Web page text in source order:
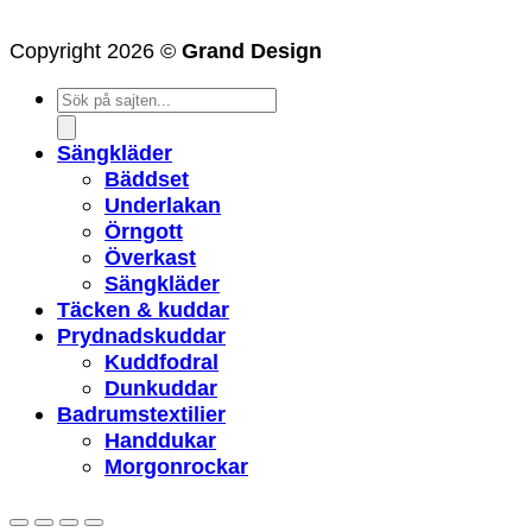
Copyright 2026 © Grand Design
Products
search
Sängkläder
Bäddset
Underlakan
Örngott
Överkast
Sängkläder
Täcken & kuddar
Prydnadskuddar
Kuddfodral
Dunkuddar
Badrumstextilier
Handdukar
Morgonrockar